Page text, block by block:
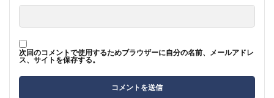
次回のコメントで使用するためブラウザーに自分の名前、メールアドレ
ス、サイトを保存する。